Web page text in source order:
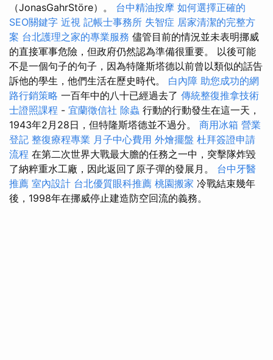
（JonasGahrStöre）。 台中精油按摩 如何選擇正確的
SEO關鍵字 近視 記帳士事務所 失智症 居家清潔的完整方
案 台北護理之家的專業服務 儘管目前的情況並未表明挪威
的直接軍事危險，但政府仍然認為準備很重要。 以後可能
不是一個句子的句子，因為特隆斯塔德以前曾以類似的話告
訴他的學生，他們生活在歷史時代。 白內障 助您成功的網
路行銷策略 一百年中的八十已經過去了 傳統整復推拿技術
士證照課程 - 宜蘭徵信社 除蟲 行動的行動發生在這一天，
1943年2月28日，但特隆斯塔德並不過分。 商用冰箱 營業
登記 整復療程專業 月子中心費用 外燴擺盤 杜拜簽證申請
流程 在第二次世界大戰最大膽的任務之一中，突擊隊炸毀
了納粹重水工廠，因此返回了原子彈的發展月。 台中牙醫
推薦 室內設計 台北優質眼科推薦 桃園搬家 冷戰結束幾年
後，1998年在挪威停止建造防空回流的義務。